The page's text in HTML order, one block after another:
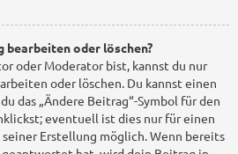
bearbeiten oder löschen?
oder Moderator bist, kannst du nur
oder löschen. Du kannst einen
das „Ändere Beitrag“-Symbol für den
eventuell ist dies nur für einen
Erstellung möglich. Wenn bereits